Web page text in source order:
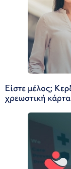
Είστε μέλος;
χρεωστική